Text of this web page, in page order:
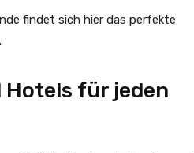
findet sich hier das perfekte
für jeden